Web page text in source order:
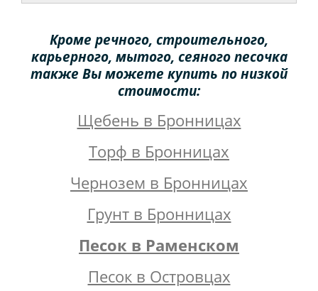
Кроме речного, строительного,
карьерного, мытого, сеяного песочка
также Вы можете купить по низкой
стоимости:
Щебень в Бронницах
Торф в Бронницах
Чернозем в Бронницах
Грунт в Бронницах
Песок в Раменском
Песок в Островцах